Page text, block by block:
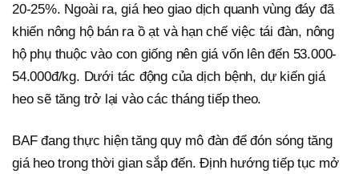
20-25%. Ngoài ra, giá heo giao dịch quanh vùng đáy đã
khiến nông hộ bán ra ồ ạt và hạn chế việc tái đàn, nông
hộ phụ thuộc vào con giống nên giá vốn lên đến 53.000-
54.000đ/kg. Dưới tác động của dịch bệnh, dự kiến giá
heo sẽ tăng trở lại vào các tháng tiếp theo.
BAF đang thực hiện tăng quy mô đàn để đón sóng tăng
giá heo trong thời gian sắp đến. Định hướng tiếp tục mở